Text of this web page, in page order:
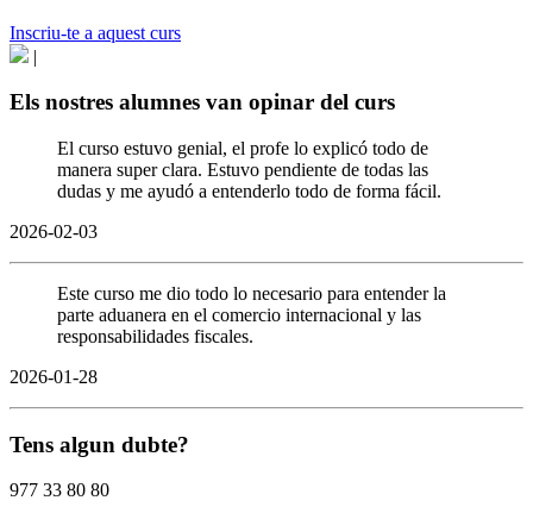
Inscriu-te a aquest curs
|
Els nostres alumnes van opinar del curs
El curso estuvo genial, el profe lo explicó todo de
manera super clara. Estuvo pendiente de todas las
dudas y me ayudó a entenderlo todo de forma fácil.
2026-02-03
Este curso me dio todo lo necesario para entender la
parte aduanera en el comercio internacional y las
responsabilidades fiscales.
2026-01-28
Tens algun dubte?
977 33 80 80